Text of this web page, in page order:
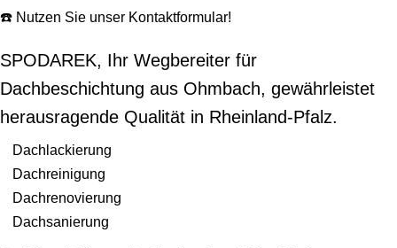
☎️ Nutzen Sie unser Kontaktformular!
SPODAREK, Ihr Wegbereiter für
Dachbeschichtung aus Ohmbach, gewährleistet
herausragende Qualität in Rheinland-Pfalz.
Dachlackierung
Dachreinigung
Dachrenovierung
Dachsanierung